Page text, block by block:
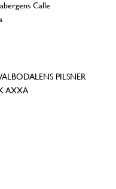
Calle
PILSNER
AXXA